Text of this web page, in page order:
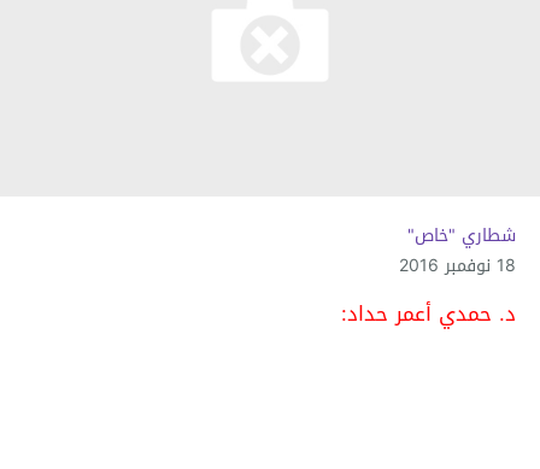
شطاري "خاص"
18 نوفمبر 2016
د. حمدي أعمر حداد: